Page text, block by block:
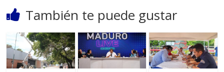
También te puede gustar